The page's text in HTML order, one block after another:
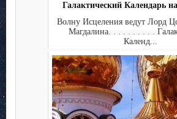
Галактический Календарь
Волну Исцеления ведут Лорд
Магдалина. . . . . . . . . .
Календ...